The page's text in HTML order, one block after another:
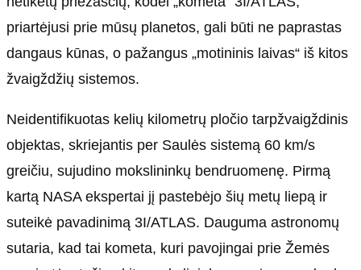
priartėjusi prie mūsų planetos, gali būti ne paprastas
dangaus kūnas, o pažangus „motininis laivas“ iš kitos
žvaigždžių sistemos.
Neidentifikuotas kelių kilometrų pločio tarpžvaigždinis
objektas, skriejantis per Saulės sistemą 60 km/s
greičiu, sujudino mokslininkų bendruomenę. Pirmą
kartą NASA ekspertai jį pastebėjo šių metų liepą ir
suteikė pavadinimą 3I/ATLAS. Dauguma astronomų
sutaria, kad tai kometa, kuri pavojingai prie Žemės